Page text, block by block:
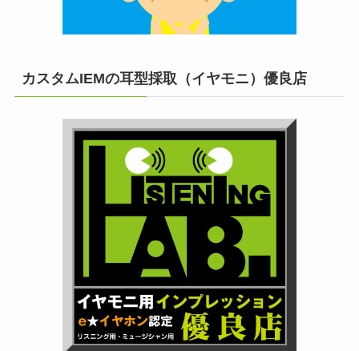
カスタムIEMの耳型採取（イヤモニ）優良店